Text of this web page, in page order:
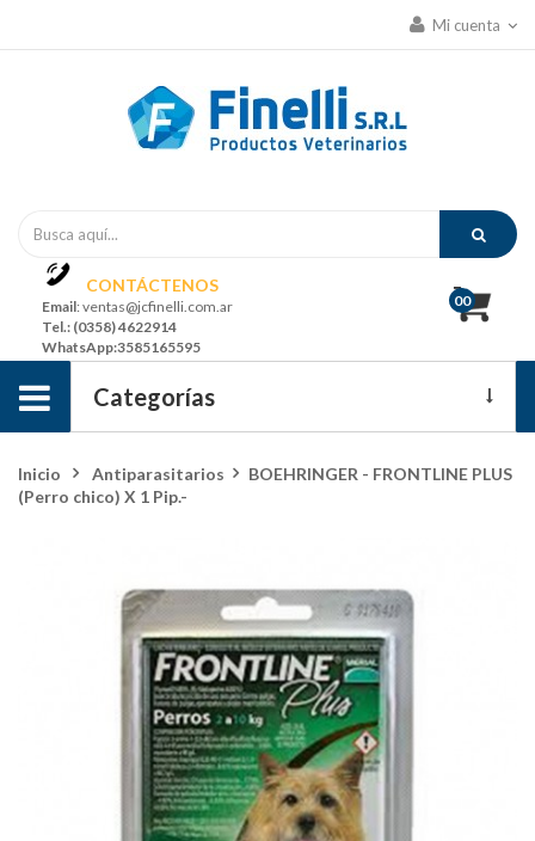
Mi cuenta
00
CONTÁCTENOS
Email: ventas@jcfinelli.com.ar
Tel.: (0358) 4622914
WhatsApp:3585165595
Categorías
Grandes Animales
Antiparasitarios
Accesorios mascotas
Alimentos
Línea ambiental
Peluquería y Cosmética
Insumos médicos
Navegación
de
palanca
Inicio > Antiparasitarios > BOEHRINGER - FRONTLINE PLUS
(Perro chico) X 1 Pip.-